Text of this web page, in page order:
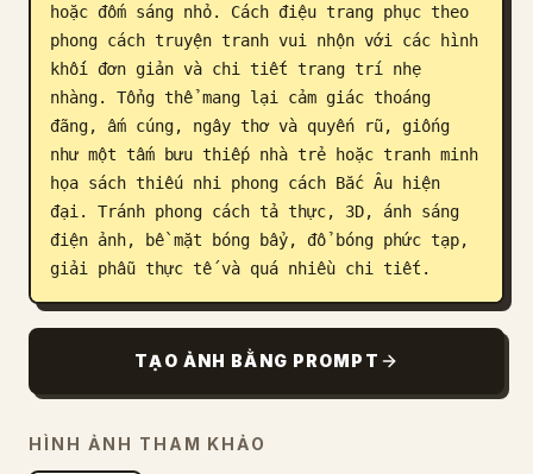
hoặc đốm sáng nhỏ. Cách điệu trang phục theo
phong cách truyện tranh vui nhộn với các hình
khối đơn giản và chi tiết trang trí nhẹ
nhàng. Tổng thể mang lại cảm giác thoáng
đãng, ấm cúng, ngây thơ và quyến rũ, giống
như một tấm bưu thiếp nhà trẻ hoặc tranh minh
họa sách thiếu nhi phong cách Bắc Âu hiện
đại. Tránh phong cách tả thực, 3D, ánh sáng
điện ảnh, bề mặt bóng bẩy, đổ bóng phức tạp,
giải phẫu thực tế và quá nhiều chi tiết.
TẠO ẢNH BẰNG PROMPT
HÌNH ẢNH THAM KHẢO